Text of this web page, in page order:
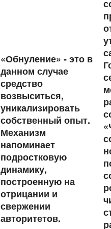
«Обнуление» - это в
данном случае
средство
возвыситься,
уникализировать
собственный опыт.
Механизм
напоминает
подростковую
динамику,
построенную на
отрицании и
свержении
авторитетов.